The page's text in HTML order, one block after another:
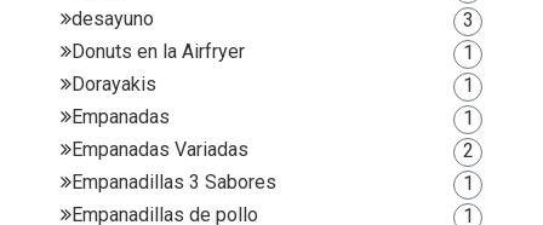
desayuno
3
Donuts en la Airfryer
1
Dorayakis
1
Empanadas
1
Empanadas Variadas
2
Empanadillas 3 Sabores
1
Empanadillas de pollo
1